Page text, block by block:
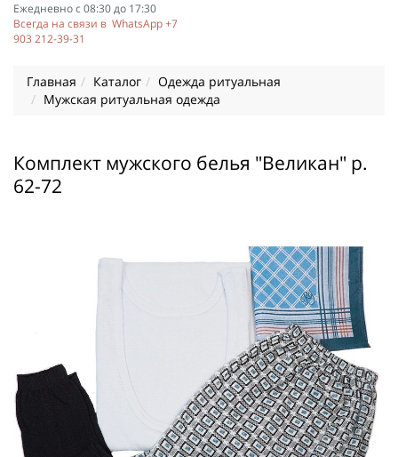
Ежедневно с 08:30 до 17:30
Всегда на связи в WhatsApp +7
903 212-39-31
Главная Каталог
Одежда ритуальная
Мужская ритуальная одежда
Комплект мужского белья "Великан" р.
62-72